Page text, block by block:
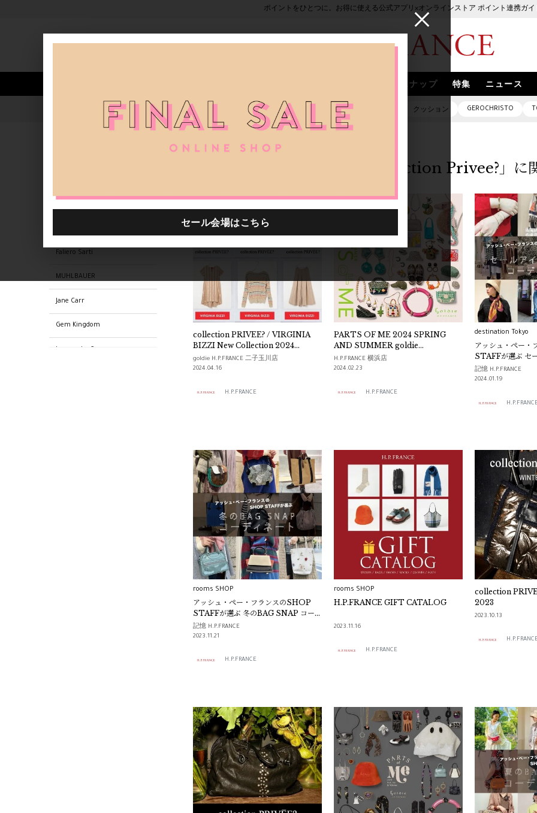
ポイントをひとつに。お得に使える公式アプリ×オンラインストア ポイント連携ガイ
スナップ 特集 ニュース
人気ワード セール 40th限定 ピアス バッグ クッション GEROCHRISTO
Faliero Sarti
MUHLBAUER
Jane Carr
Gem Kingdom
「Collection Privee?」に
collection PRIVEE? / VIRGINIA
BIZZI New Collection 2024
Summer
goldie H.P.FRANCE 二子玉川店
2024.04.16
H.P.FRANCE
PARTS OF ME 2024 SPRING
AND SUMMER goldie
H.P.FRANCE
H.P.FRANCE 横浜店
2024.02.23
H.P.FRANCE
destination Tokyo
アッシュ・ぺー・
STAFFが選ぶ セ
コーディネート
記憶 H.P.FRANCE
2024.01.19
rooms SHOP
アッシュ・ぺー・フランスのSHOP
STAFFが選ぶ 冬のBAG SNAP コーデ
ィネート
記憶 H.P.FRANCE
2023.11.21
H.P.FRANCE
rooms SHOP
H.P.FRANCE GIFT CATALOG
2023.11.16
H.P.FRANCE
collection PRIVEE?
2023
2023.10.13